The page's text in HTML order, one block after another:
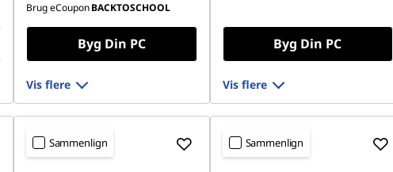
Brug eCouponBACKTOSCHOOL
Byg Din PC
Vis flere
Byg Din PC
Vis flere
Sammenlign Sammenlign